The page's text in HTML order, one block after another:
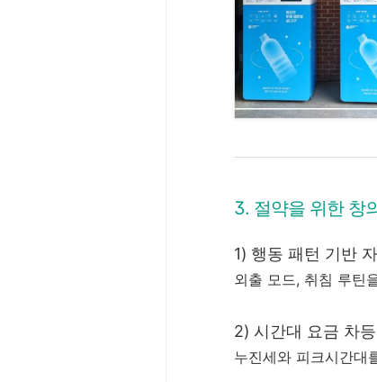
3. 절약을 위한 창
1) 행동 패턴 기반
외출 모드, 취침 루틴
2) 시간대 요금 차
누진세와 피크시간대